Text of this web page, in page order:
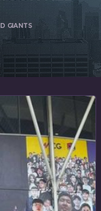
GIANTS